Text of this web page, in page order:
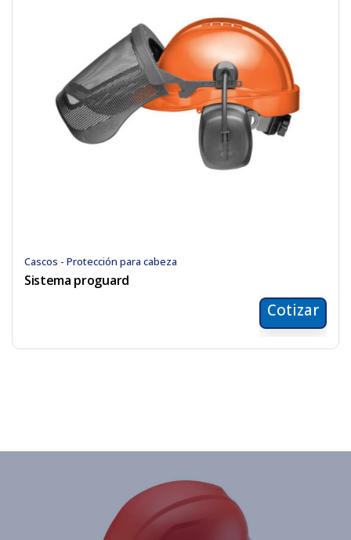
Cascos - Protección para cabeza
Sistema proguard
Cotizar